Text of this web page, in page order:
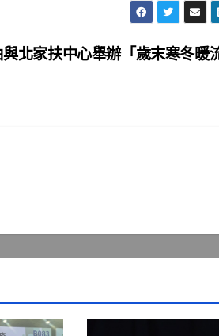
與北家扶中心舉辦「歲末寒冬暖